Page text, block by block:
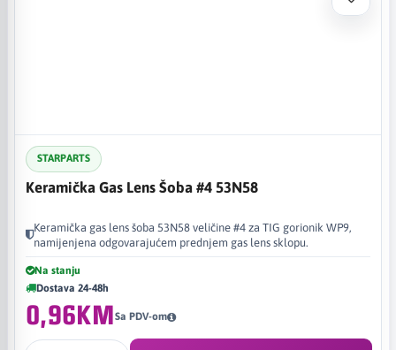
STARPARTS
Keramička Gas Lens Šoba #4 53N58
Keramička gas lens šoba 53N58 veličine #4 za TIG gorionik WP9,
namijenjena odgovarajućem prednjem gas lens sklopu.
Na stanju
Dostava 24-48h
0,96KMSa PDV-om